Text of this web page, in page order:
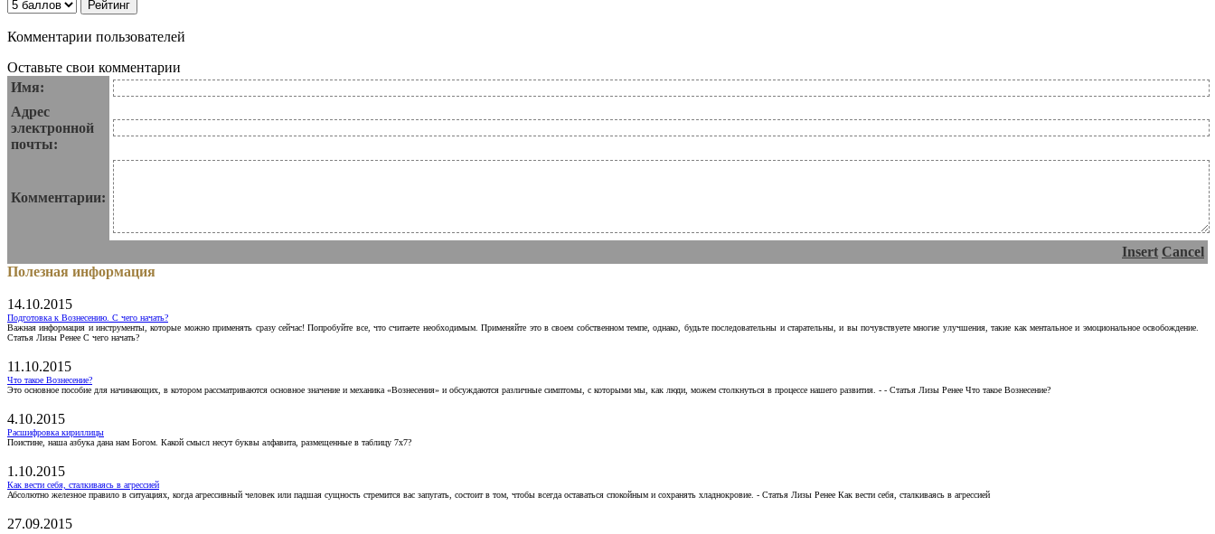
Комментарии пользователей
Оставьте свои комментарии
Имя:
Адрес
электронной
почты:
Комментарии:
Insert Cancel
Полезная информация
14.10.2015
Подготовка к Вознесению. С чего начать?
Важная информация и инструменты, которые можно применять сразу сейчас! Попробуйте все, что считаете необходимым. Применяйте это в своем собственном темпе, однако, будьте последовательны и старательны, и вы почувствуете многие улучшения, такие как ментальное и эмоциональное освобождение.
Статья Лизы Ренее С чего начать?
11.10.2015
Что такое Вознесение?
Это основное пособие для начинающих, в котором рассматриваются основное значение и механика «Вознесения» и обсуждаются различные симптомы, с которыми мы, как люди, можем столкнуться в процессе нашего развития. - - Статья Лизы Ренее Что такое Вознесение?
4.10.2015
Расшифровка кириллицы
Поистине, наша азбука дана нам Богом. Какой смысл несут буквы алфавита, размещенные в таблицу 7х7?
1.10.2015
Как вести себя, сталкиваясь в агрессией
Абсолютно железное правило в ситуациях, когда агрессивный человек или падшая сущность стремится вас запугать, состоит в том, чтобы всегда оставаться спокойным и сохранять хладнокровие. - Статья Лизы Ренее Как вести себя, сталкиваясь в агрессией
27.09.2015